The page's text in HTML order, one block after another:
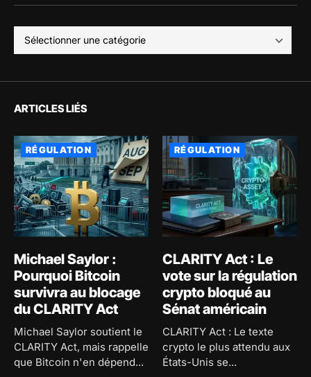
ARTICLES LIÉS
RÉGULATION
Michael Saylor :
Pourquoi Bitcoin
survivra au blocage
du CLARITY Act
Michael Saylor soutient le
CLARITY Act, mais rappelle
que Bitcoin n'en dépend...
RÉGULATION
CLARITY Act : Le
vote sur la régulation
crypto bloqué au
Sénat américain
CLARITY Act : Le texte
crypto le plus attendu aux
États-Unis se...